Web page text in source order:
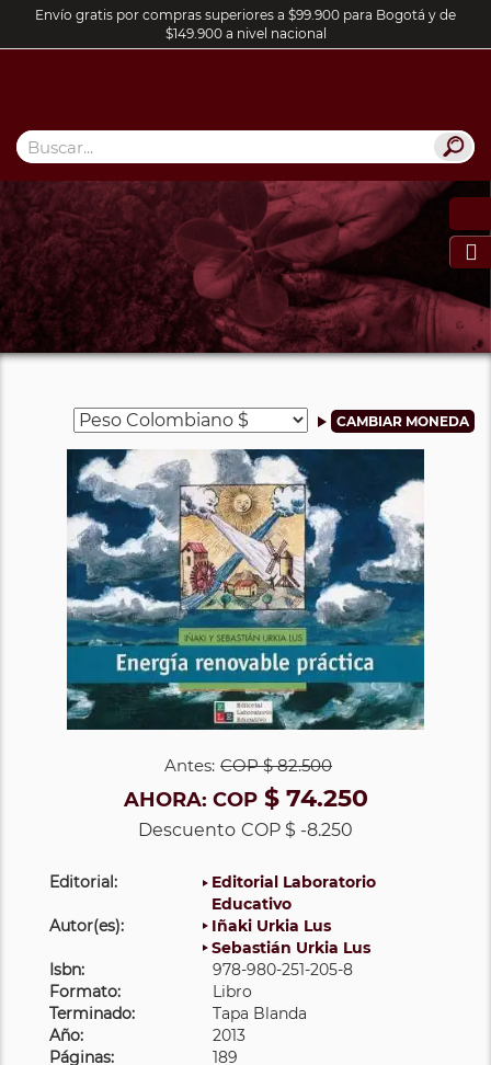
Envío gratis por compras superiores a $99.900 para Bogotá y de
$149.900 a nivel nacional

Antes: COP$ 82.500
AHORA: COP$ 74.250
Descuento COP $ -8.250
Editorial:
Editorial Laboratorio
Educativo
Autor(es):
Iñaki Urkia Lus
Sebastián Urkia Lus
Isbn:
978-980-251-205-8
Formato:
Libro
Terminado:
Tapa Blanda
Año:
2013
Páginas:
189